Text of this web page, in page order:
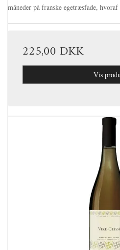
måneder på franske egetræsfade,
225,00 DKK
Vis